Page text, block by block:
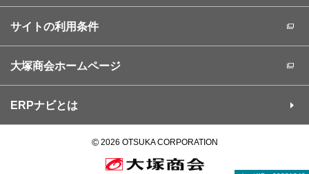
サイトの利用条件
大塚商会ホームページ
ERPナビとは
©2026 OTSUKA CORPORATION